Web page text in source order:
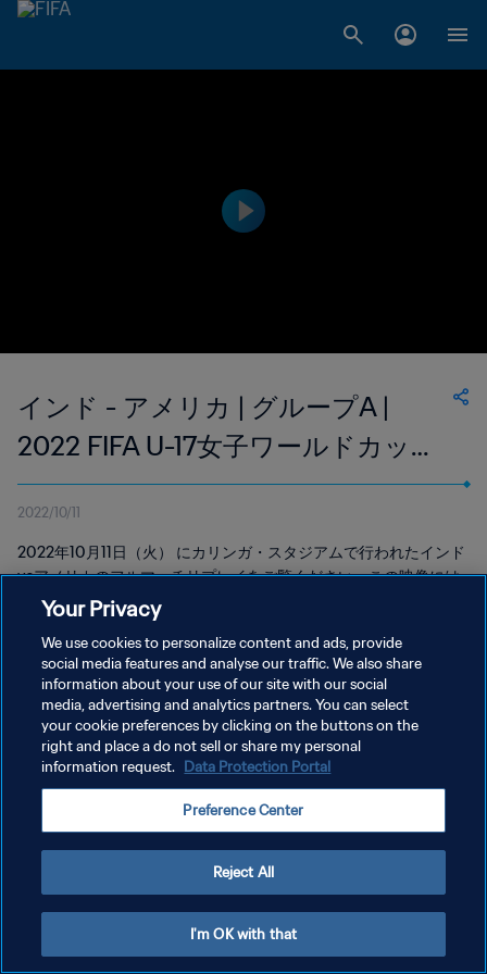
インド - アメリカ | グループA |
2022 FIFA U-17女子ワールドカップ
インド ｜ハイライト
2022/10/11
2022年10月11日（火） にカリンガ・スタジアムで行われたインド
vsアメリカのフルマッチリプレイをご覧ください。この映像には
手話通訳が含まれています。
プライバシーポリシー
サービス利用規約
Your Privacy
We use cookies to personalize content and ads, provide
social media features and analyse our traffic. We also share
information about your use of our site with our social
media, advertising and analytics partners. You can select
your cookie preferences by clicking on the buttons on the
right and place a do not sell or share my personal
information request. Data Protection Portal
Preference Center
Reject All
I'm OK with that